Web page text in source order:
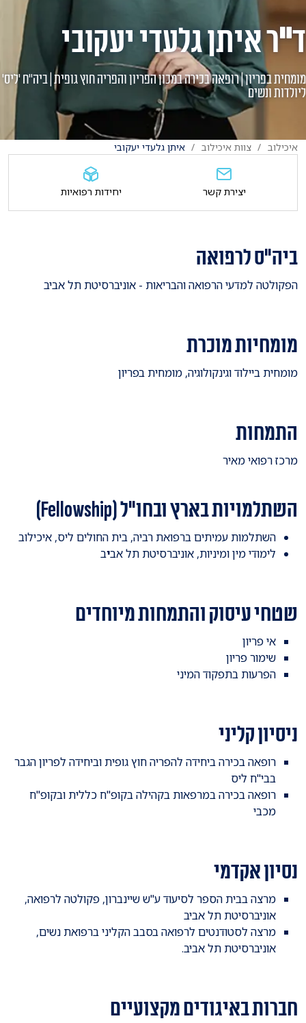
ד"ר איתן גלעדי יעקובי
מומחית בפריון | רופאה בכירה במכון הפריון והפריה חוץ גופית | ביה"ח 'ליס'
ליולדות ונשים
איכילוב צוות איכילוב איתן גלעדי יעקובי
ביה"ס לרפואה
הפקולטה למדעי הרפואה והבריאות - אוניברסיטת תל אביב
מומחיות מוכרת
מומחית ביילוד וגינקולוגיה, מומחית בפריון
התמחות
מרכז רפואי מאיר
השתלמויות בארץ ובחו"ל (Fellowship)
השתלמות עמיתים ברפואת רביה, בית החולים ליס, איכילוב
לימודי מין ומיניות, אוניברסיטת תל אביב
שטחי עיסוק והתמחות מיוחדים
אי פריון
שימור פריון
הפרעות בתפקוד המיני
ניסיון קליני
רופאה בכירה ביחידה להפריה חוץ גופית וביחידה לפריון הגבר
בבי"ח ליס
רופאה בכירה במרפאות בקהילה בקופ"ח כללית ובקופ"ח
מכבי
נסיון אקדמי
מרצה בבית הספר לסיעוד ע"ש שיינברון, פקולטה לרפואה,
אוניברסיטת תל אביב
מרצה לסטודנטים לרפואה בסבב הקליני ברפואת נשים,
אוניברסיטת תל אביב.
חברות באיגודים מקצועיים
יצירת קשר יחידות רפואיות